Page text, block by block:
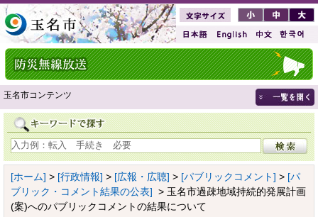
玉名市コンテンツ
[ホーム] > [行政情報] > [広報・広聴] > [パブリックコメント] > [パ
ブリック・コメント結果の公表] > 玉名市過疎地域持続的発展計画
(案)へのパブリックコメントの結果について